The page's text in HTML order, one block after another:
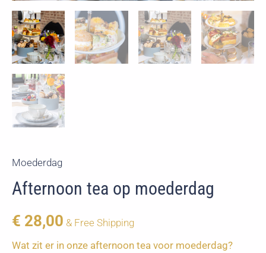
Moederdag
Afternoon tea op moederdag
€ 28,00 & Free Shipping
Wat zit er in onze afternoon tea voor moederdag?